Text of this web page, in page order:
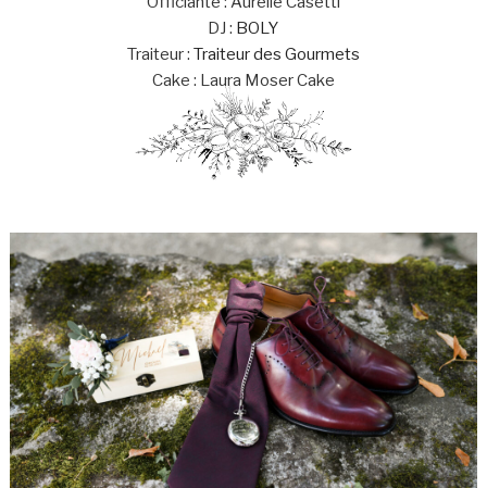
DJ : BOLY
Traiteur : Traiteur des Gourmets
Cake : Laura Moser Cake